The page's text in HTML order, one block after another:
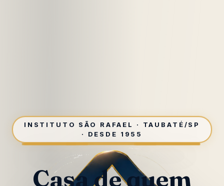
INSTITUTO SÃO RAFAEL · TAUBATÉ/SP
· DESDE 1955
Casa de quem